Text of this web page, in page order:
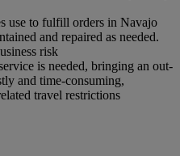
use to fulfill orders in Navajo
and repaired as needed.
risk
is needed, bringing an out-
and time-consuming,
travel restrictions